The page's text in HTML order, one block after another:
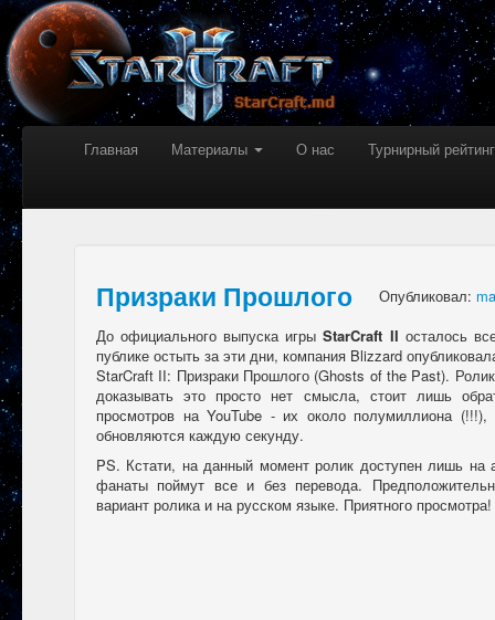
Главная Материалы О нас Турнирный рейтинг
Призраки Прошлого Опубликовал:
До официального выпуска игрыStarCraft II осталось
публике остыть за эти дни, компания Blizzard
StarCraft II: Призраки Прошлого (Ghosts of the Past).
доказывать это просто нет смысла, стоит лишь
просмотров на YouTube - их около полумиллиона (!!!),
обновляются каждую секунду.
PS. Кстати, на данный момент ролик доступен лишь на
фанаты поймут все и без перевода.
вариант ролика и на русском языке. Приятного просмотра!